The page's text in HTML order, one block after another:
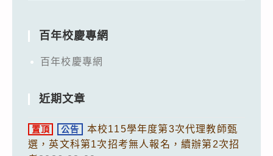
百年校慶專網
百年校慶專網
近期文章
置頂 公告
本校115學年度第3次代理教師甄
選，英文科第1次招考無人報名，續辦第2次招